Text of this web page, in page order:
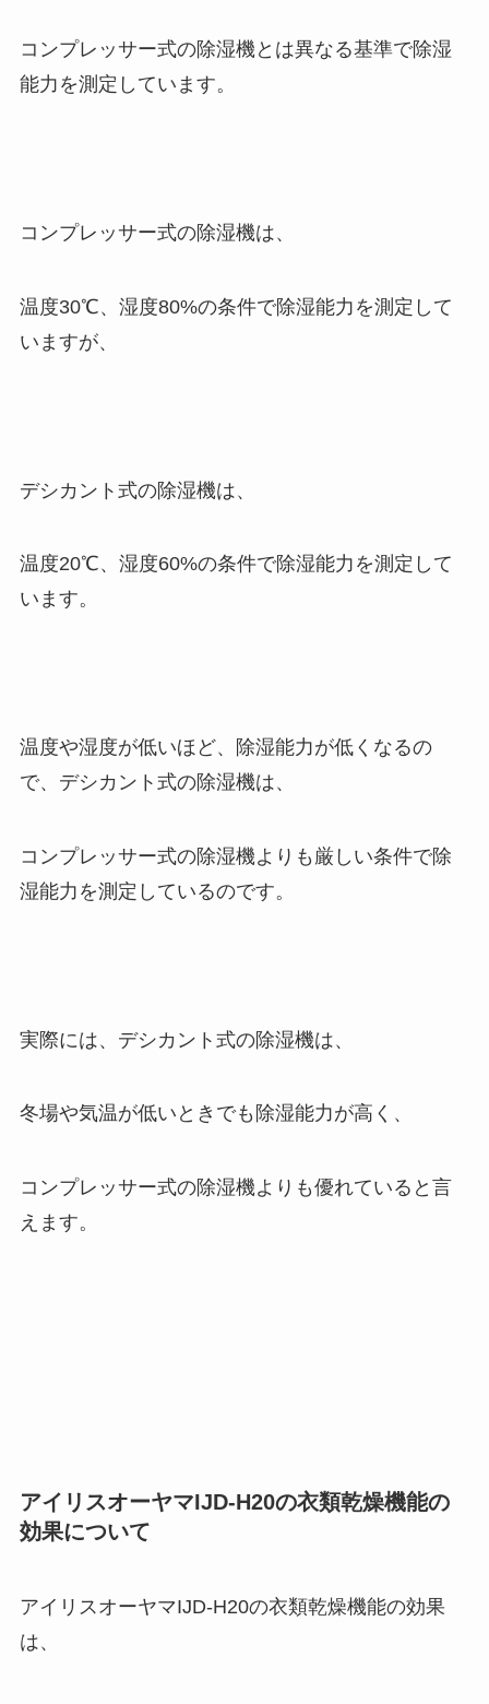
コンプレッサー式の除湿機とは異なる基準で除湿
能力を測定しています。
コンプレッサー式の除湿機は、
温度30℃、湿度80%の条件で除湿能力を測定して
いますが、
デシカント式の除湿機は、
温度20℃、湿度60%の条件で除湿能力を測定して
います。
温度や湿度が低いほど、除湿能力が低くなるの
で、デシカント式の除湿機は、
コンプレッサー式の除湿機よりも厳しい条件で除
湿能力を測定しているのです。
実際には、デシカント式の除湿機は、
冬場や気温が低いときでも除湿能力が高く、
コンプレッサー式の除湿機よりも優れていると言
えます。
アイリスオーヤマIJD-H20の衣類乾燥機能の
効果について
アイリスオーヤマIJD-H20の衣類乾燥機能の効果
は、